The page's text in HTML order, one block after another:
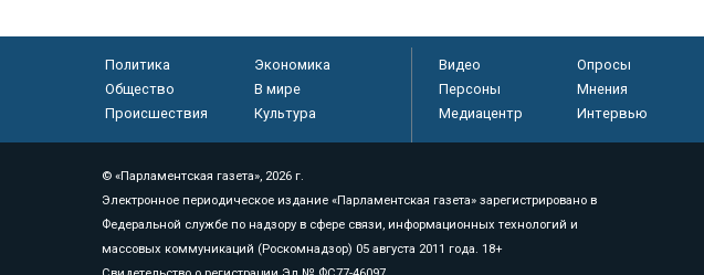
Политика
Экономика
Общество
В мире
Происшествия
Культура
Видео Опросы
Персоны
Мнения
Медиацентр
Интервью
© «Парламентская газета», 2026 г.
Электронное периодическое издание «Парламентская газета» зарегистрировано в
Федеральной службе по надзору в сфере связи, информационных технологий и
массовых коммуникаций (Роскомнадзор) 05 августа 2011 года. 18+